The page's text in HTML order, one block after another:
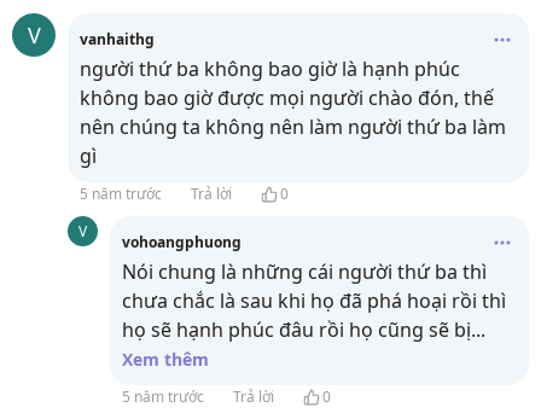
V vanhaithg
người thứ ba không bao giờ là hạnh phúc
không bao giờ được mọi người chào đón, thế
nên chúng ta không nên làm người thứ ba làm
gì
5 năm trước Trả lời
0
V
vohoangphuong
Nói chung là những cái người thứ ba thì
chưa chắc là sau khi họ đã phá hoại rồi thì
họ sẽ hạnh phúc đâu rồi họ cũng sẽ bị...
Xem thêm
5 năm trước Trả lời 0